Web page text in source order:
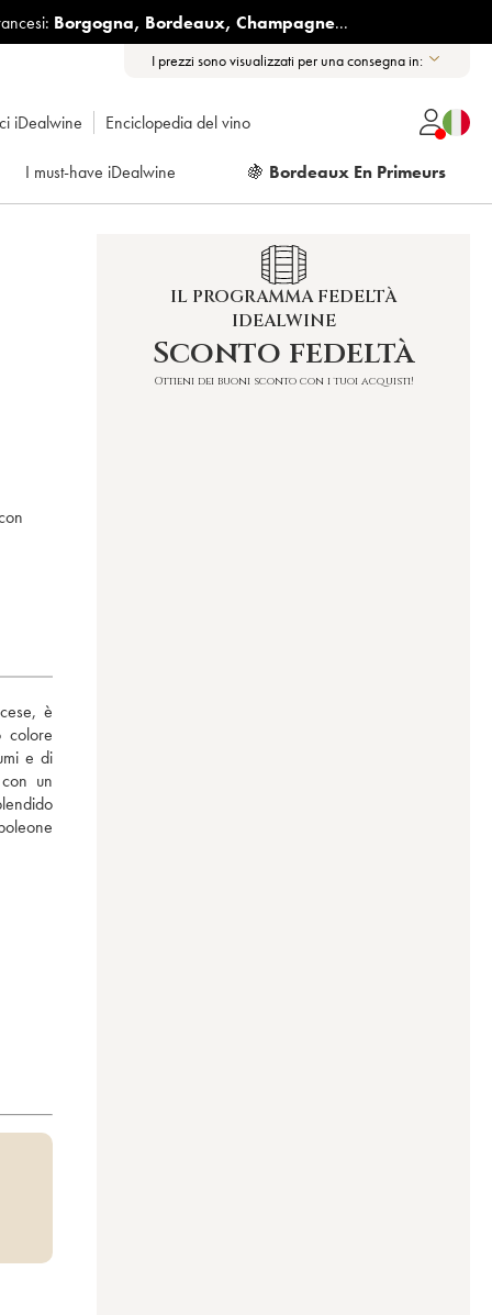
Borgogna, Bordeaux, Champagne...
I prezzi sono visualizzati per una consegna in:
iDealwine Enciclopedia del vino
I must-have iDealwine 🍇 Bordeaux En Primeurs
è
colore
e di
un
IL PROGRAMMA FEDELTÀ
IDEALWINE
Sconto fedeltà
Ottieni dei buoni sconto con i tuoi acquisti!